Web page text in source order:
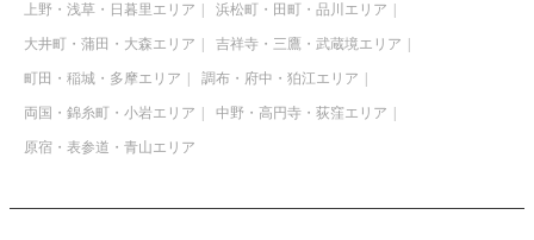
上野・浅草・日暮里エリア 浜松町・田町・品川エリア
大井町・蒲田・大森エリア 吉祥寺・三鷹・武蔵境エリア
町田・稲城・多摩エリア 調布・府中・狛江エリア
両国・錦糸町・小岩エリア 中野・高円寺・荻窪エリア
原宿・表参道・青山エリア